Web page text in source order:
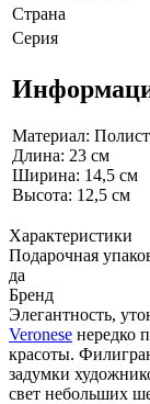
Страна
Серия
Материал:
Длина: 23 см
Ширина: 14,5 см
Высота: 12,5 см
Характеристики
Подарочная
да
Бренд
Элегантность,
Veronese нередко
красоты.
задумки
свет небольших